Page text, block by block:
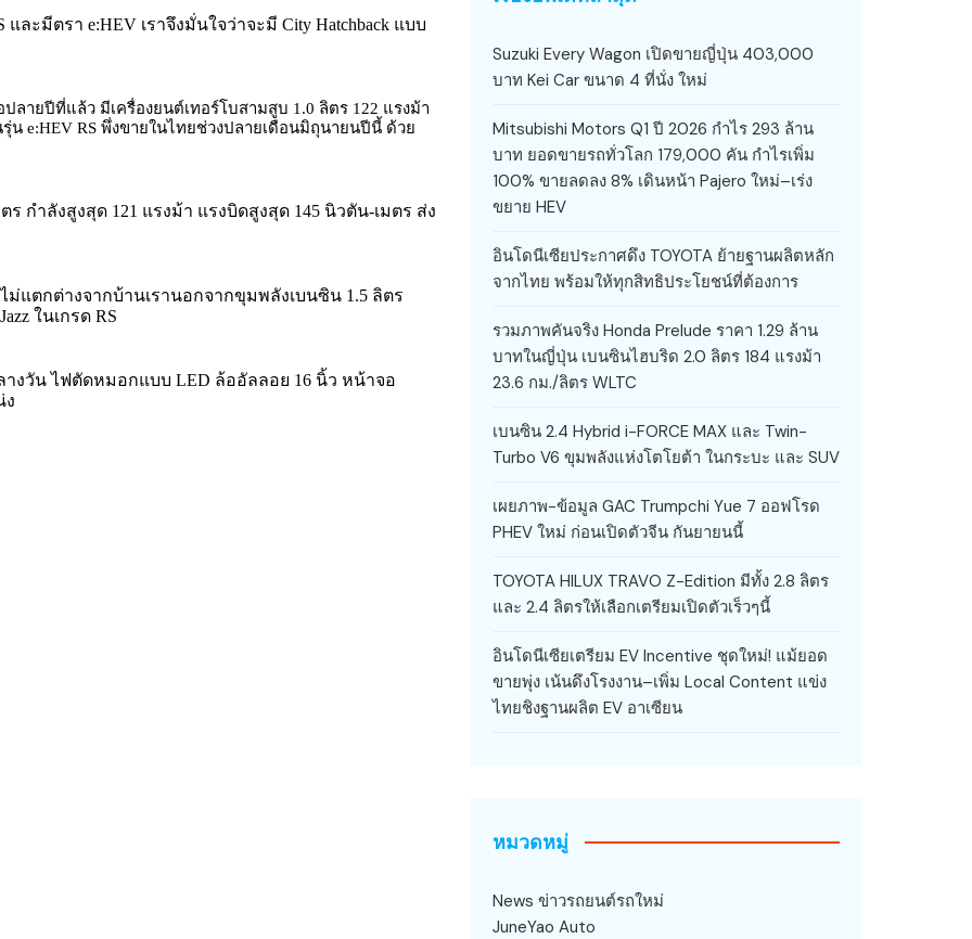
ละมีตรา e:HEV เราจึงมั่นใจว่าจะมี City Hatchback แบบ
ลายปีที่แล้ว มีเครื่องยนต์เทอร์โบสามสูบ 1.0 ลิตร 122 แรงม้า
น e:HEV RS พึ่งขายในไทยช่วงปลายเดือนมิถุนายนปีนี้ ด้วย
กำลังสูงสุด 121 แรงม้า แรงบิดสูงสุด 145 นิวตัน-เมตร ส่ง
ม่แตกต่างจากบ้านเรานอกจากขุมพลังเบนซิน 1.5 ลิตร
ในเกรด RS
งวัน ไฟตัดหมอกแบบ LED ล้ออัลลอย 16 นิ้ว หน้าจอ
ง
Suzuki Every Wagon เปิดขายญี่ปุ่น 403,000
บาท Kei Car ขนาด 4 ที่นั่ง ใหม่
Mitsubishi Motors Q1 ปี 2026 กำไร 293 ล้าน
บาท ยอดขายรถทั่วโลก 179,000 คัน กำไรเพิ่ม
100% ขายลดลง 8% เดินหน้า Pajero ใหม่–เร่ง
ขยาย HEV
อินโดนีเซียประกาศดึง TOYOTA ย้ายฐานผลิตหลัก
จากไทย พร้อมให้ทุกสิทธิประโยชน์ที่ต้องการ
รวมภาพคันจริง Honda Prelude ราคา 1.29 ล้าน
บาทในญี่ปุ่น เบนซินไฮบริด 2.0 ลิตร 184 แรงม้า
23.6 กม./ลิตร WLTC
เบนซิน 2.4 Hybrid i-FORCE MAX และ Twin-
Turbo V6 ขุมพลังแห่งโตโยต้า ในกระบะ และ SUV
เผยภาพ-ข้อมูล GAC Trumpchi Yue 7 ออฟโรด
PHEV ใหม่ ก่อนเปิดตัวจีน กันยายนนี้
TOYOTA HILUX TRAVO Z-Edition มีทั้ง 2.8 ลิตร
และ 2.4 ลิตรให้เลือกเตรียมเปิดตัวเร็วๆนี้
อินโดนีเซียเตรียม EV Incentive ชุดใหม่! แม้ยอด
ขายพุ่ง เน้นดึงโรงงาน–เพิ่ม Local Content แข่ง
ไทยชิงฐานผลิต EV อาเซียน
หมวดหมู่
News ข่าวรถยนต์รถใหม่
JuneYao Auto